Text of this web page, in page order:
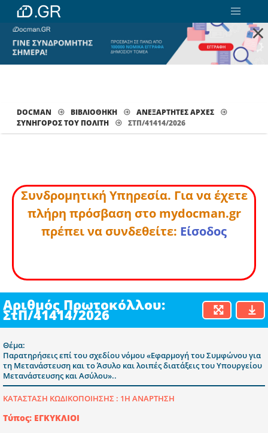
×
DOCMAN ΒΙΒΛΙΟΘΗΚΗ
ΑΝΕΞΑΡΤΗΤΕΣ ΑΡΧΕΣ
ΣΥΝΉΓΟΡΟΣ ΤΟΥ ΠΟΛΊΤΗ
ΣΤΠ/41414/2026
Συνδρομητική Υπηρεσία. Για να έχετε
πλήρη πρόσβαση στο mydocman.gr
πρέπει να συνδεθείτε: Είσοδος
Αριθμός Πρωτοκόλλου:
ΣτΠ/41414/2026
Θέμα:
Παρατηρήσεις επί του σχεδίου νόμου «Εφαρμογή του Συμφώνου για
τη Μετανάστευση και το Άσυλο και λοιπές διατάξεις του Υπουργείου
Μετανάστευσης και Ασύλου»..
ΚΑΤΑΣΤΑΣΗ ΚΩΔΙΚΟΠΟΙΗΣΗΣ : 1Η ΑΝΑΡΤΗΣΗ
Τύπος: ΕΓΚΥΚΛΙΟΙ